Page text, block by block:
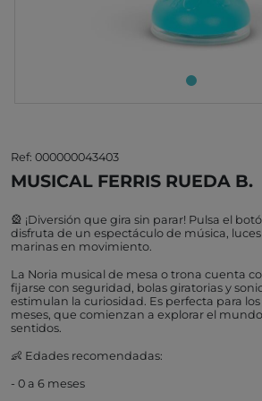
Ref: 000000043403
MUSICAL FERRIS RUEDA B.
🎡 ¡Diversión que gira sin parar! Pulsa el
disfruta de un espectáculo de música,
marinas en movimiento.
La Noria musical de mesa o trona cuenta
fijarse con seguridad, bolas giratorias y
estimulan la curiosidad. Es perfecta para
meses, que comienzan a explorar el
sentidos.
👶 Edades recomendadas:
- 0 a 6 meses